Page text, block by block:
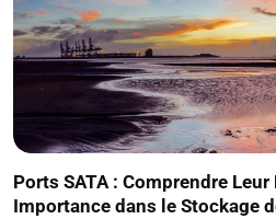
Ports SATA : Comprendre
Importance dans le Stockage